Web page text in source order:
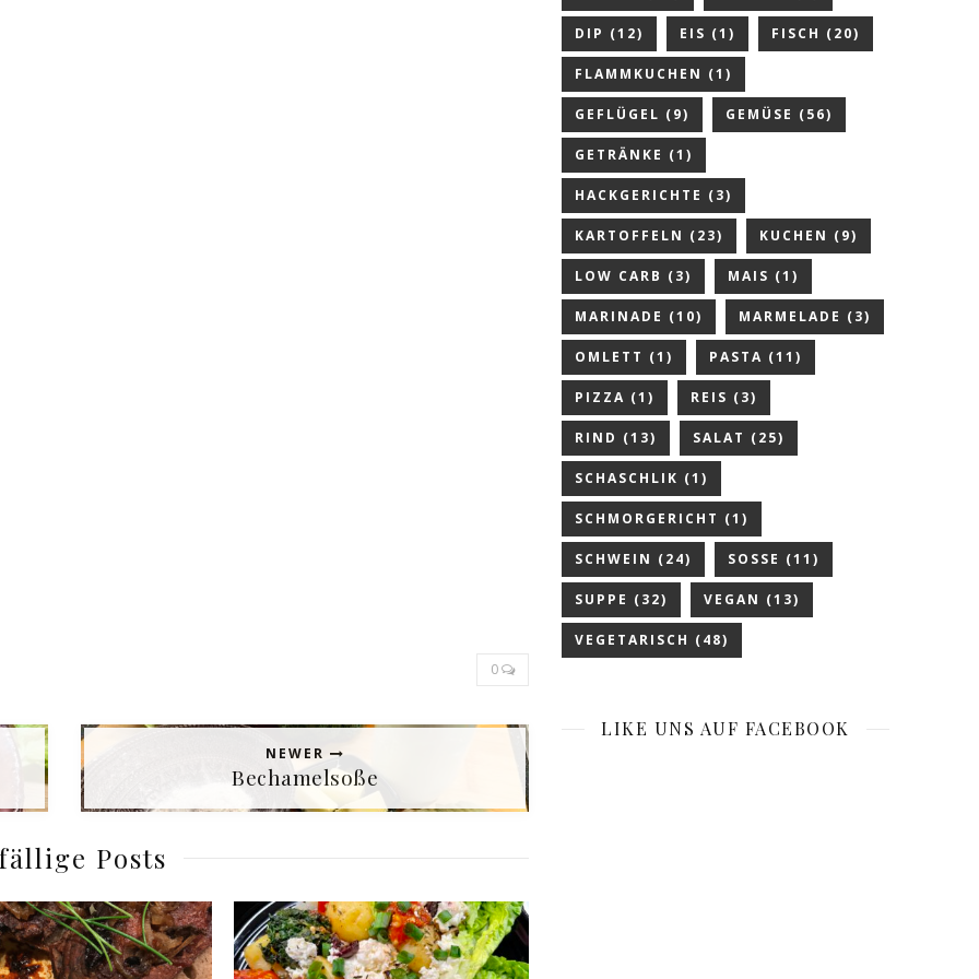
0
NEWER
Bechamelsoße
Posts
DIP (12) EIS (1) FISCH (20)
FLAMMKUCHEN (1)
GEFLÜGEL (9) GEMÜSE (56)
GETRÄNKE (1)
HACKGERICHTE (3)
KARTOFFELN (23) KUCHEN (9)
LOW CARB (3) MAIS (1)
MARINADE (10) MARMELADE (3)
OMLETT (1) PASTA (11)
PIZZA (1) REIS (3)
RIND (13) SALAT (25)
SCHASCHLIK (1)
SCHMORGERICHT (1)
SCHWEIN (24) SOSSE (11)
SUPPE (32) VEGAN (13)
VEGETARISCH (48)
LIKE UNS AUF FACEBOOK